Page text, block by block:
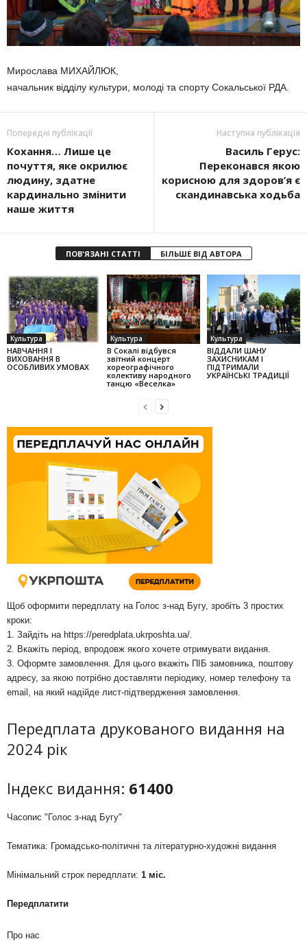
Мирослава МИХАЙЛЮК,
начальник відділу культури, молоді та спорту Сокальської РДА.
Попередні публікації
Кохання… Лише це
почуття, яке окри­лює
людину, здатне
кардинально змінити
наше життя
Наступна публікація
Василь Герус:
Переконався якою
корисною для здоров’я є
скандинавська ходьба
ПОВ'ЯЗАНІ СТАТТІ БІЛЬШЕ ВІД АВТОРА
Культура
НАВЧАННЯ І
ВИХОВАННЯ В
ОСОБЛИВИХ УМОВАХ
Культура
В Сокалі відбувся
звітний концерт
хореографічного
колек­тиву народного
танцю «Веселка»
Культура
ВІДДАЛИ ШАНУ
ЗАХИСНИКАМ І
ПІДТРИМАЛИ
УКРАЇНСЬКІ ТРАДИЦІЇ
Щоб оформити передплату на Голос з-над Бугу, зробіть 3 простих
кроки:
1. Зайдіть на https://peredplata.ukrposhta.ua/.
2. Вкажіть період, впродовж якого хочете отримувати видання.
3. Оформте замовлення. Для цього вкажіть ПІБ замовника, поштову
адресу, за якою потрібно доставляти періодику, номер телефону та
email, на який надійде лист-підтвердження замовлення.
Передплата друкованого видання на
2024 рік
Індекс видання: 61400
Часопис "Голос з-над Бугу"
Тематика: Громадсько-політичні та літературно-художні видання
Мінімальний строк передплати: 1 міс.
Передплатити
Про нас